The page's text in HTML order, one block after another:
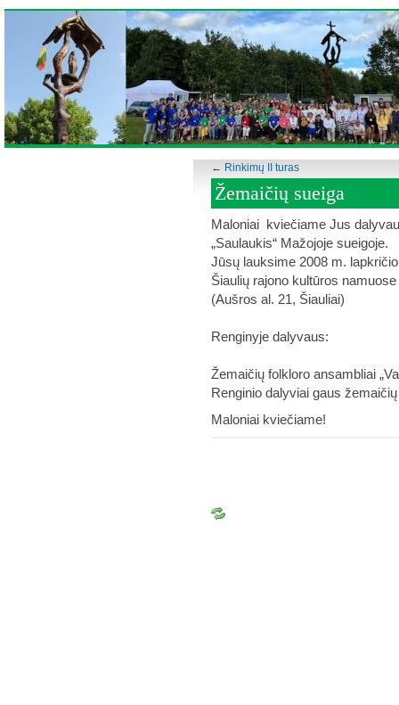
← Rinkimų II turas
Žemaičių sueiga
Maloniai kviečiame Jus
„Saulaukis“ Mažojoje sueigoje.
Jūsų lauksime 2008 m.
Šiaulių rajono kultūros namuose
(Aušros al. 21, Šiauliai)
Renginyje dalyvaus:
Žemaičių folkloro ansambliai
Renginio dalyviai gaus
Maloniai kviečiame!